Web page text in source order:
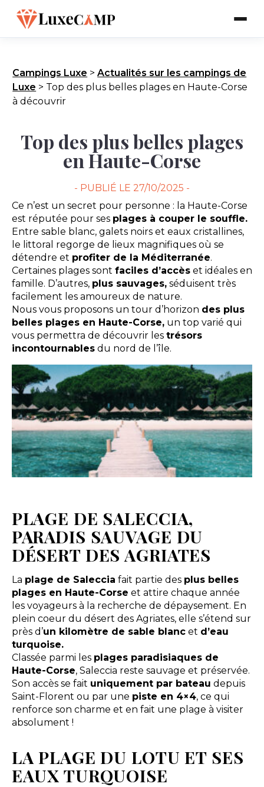
Campings Luxe >Actualités sur les campings de
Luxe > Top des plus belles plages en Haute-Corse
à découvrir
Top des plus belles plages
en Haute-Corse
- PUBLIÉ LE 27/10/2025 -
Ce n’est un secret pour personne : la Haute-Corse
est réputée pour ses plages à couper le souffle.
Entre sable blanc, galets noirs et eaux cristallines,
le littoral regorge de lieux magnifiques où se
détendre et profiter de la Méditerranée.
Certaines plages sont faciles d’accèset idéales en
famille. D’autres, plus sauvages,séduisent très
facilement les amoureux de nature.
Nous vous proposons un tour d’horizon des plus
belles plages en Haute-Corse,un top varié qui
vous permettra de découvrir les trésors
incontournablesdu nord de l’île.
PLAGE DE SALECCIA,
PARADIS SAUVAGE DU
DÉSERT DES AGRIATES
La plage de Saleccia fait partie des plus belles
plages en Haute-Corse et attire chaque année
les voyageurs à la recherche de dépaysement. En
plein coeur du désert des Agriates, elle s’étend sur
près d’un kilomètre de sable blancet d’eau
turquoise.
Classée parmi les plages paradisiaques de
Haute-Corse, Saleccia reste sauvage et préservée.
Son accès se fait uniquement par bateau depuis
Saint-Florent ou par une piste en 4×4, ce qui
renforce son charme et en fait une plage à visiter
absolument !
LA PLAGE DU LOTU ET SES
EAUX TURQUOISE